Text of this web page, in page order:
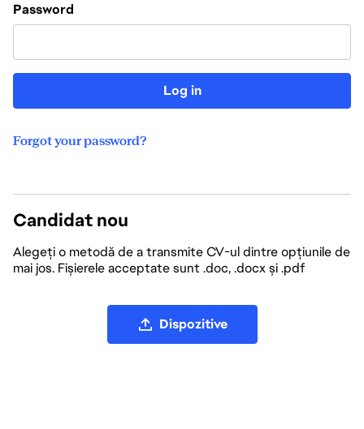
Password
Log in
Forgot your password?
Candidat nou
Alegeți o metodă de a transmite CV-ul dintre opțiunile de
mai jos. Fișierele acceptate sunt .doc, .docx și .pdf
Dispozitive